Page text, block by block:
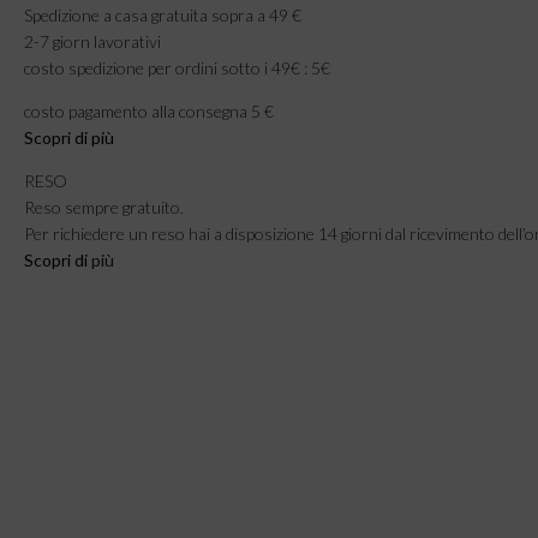
Spedizione a casa gratuita sopra a 49 €
2-7 giorn lavorativi
costo spedizione per ordini sotto i 49€ : 5€
costo pagamento alla consegna 5 €
Scopri di più
RESO
Reso sempre gratuito.
Per richiedere un reso hai a disposizione 14 giorni dal ricevimento
Scopri di più